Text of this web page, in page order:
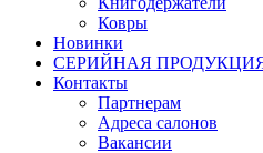
Ковры
Новинки
СЕРИЙНАЯ
Контакты
Партнерам
Адреса салонов
Вакансии